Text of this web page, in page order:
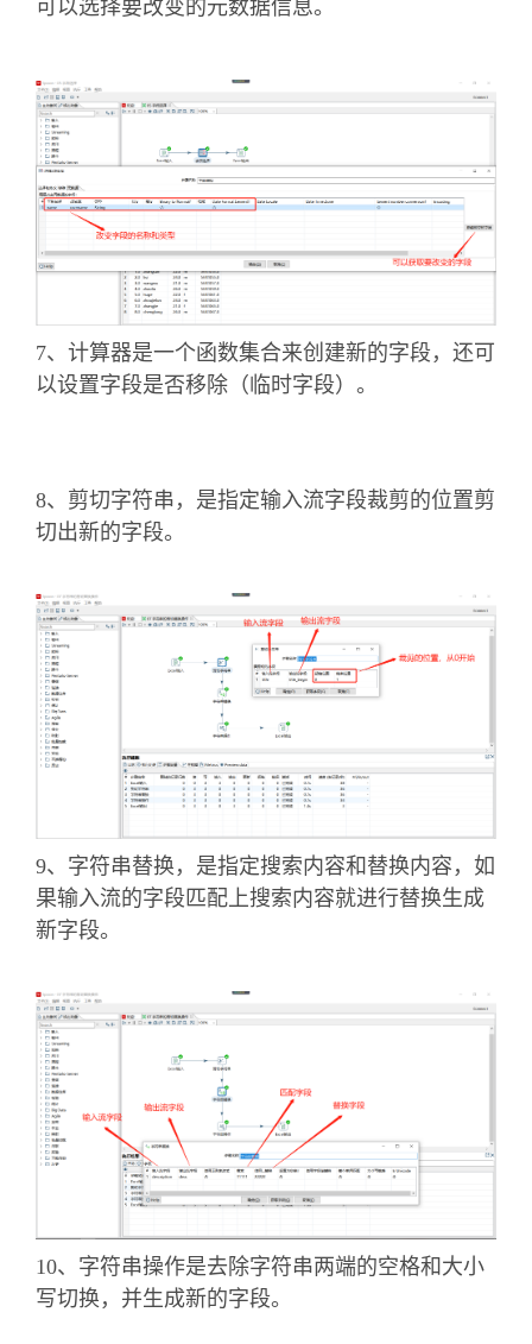
可以选择要移除的字段。
以设置字段是否移除（临时字段）。
切出新的字段。